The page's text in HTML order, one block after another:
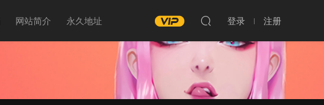
网站简介 永久地址 登录 注册